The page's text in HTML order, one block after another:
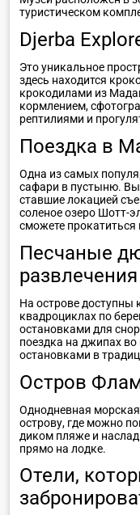
туристическом
Djerba
Это уникальное
здесь находится
крокодилами из
кормлением,
рептилиями и
Поездка в
Одна из самых
сафари в пустыню. Вы
ставшие локацией
соленое озеро Шотт-
сможете
Песчаные
развлечения
На острове доступны
квадроциклах по
остановками для
поездка на джипах во
остановками в
Остров
Однодневная
острову, где можно
диком пляже и
прямо на лодке.
Отели,